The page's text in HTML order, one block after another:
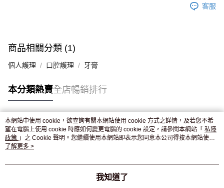
付款後門市自取，訂單確認後2-4個工作天到店，7天內取。逾期後
客服
商品相關分類 (1)
個人護理 口腔護理 牙膏
本分類熱賣全店暢銷排行
熱門標籤
熱銷排行
本網站中使用 cookie，欲查詢有關本網站使用 cookie 方式之詳情，及若您不希
望在電腦上使用 cookie 時應如何變更電腦的 cookie 設定，請參閱本網站「 私隱
政策 」之 Cookie 聲明。您繼續使用本網站即表示您同意本公司得按本網站使用
條款之 Cookie 聲明使用 cookie。
了解更多 >
我知道了